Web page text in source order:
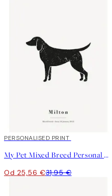
20%*
PERSONALISED PRINT
My Pet Mixed Breed Personal Plagát
Od 25,56 €31,95 €